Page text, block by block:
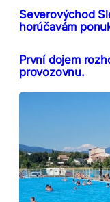
Severovýchod
horúčavám
První dojem
provozovnu.